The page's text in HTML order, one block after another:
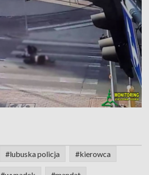
#lubuska policja #kierowca